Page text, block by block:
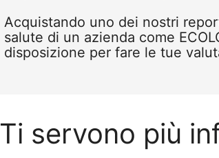
Acquistando uno dei nostri
salute di un azienda come
disposizione per fare le tue
Ti servono più